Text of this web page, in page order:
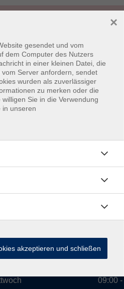
09:00
13:00
10:00
13:00
09:00
gesendet und vom
dem Computer des Nutzers
in einer kleinen Datei, die
Server anfordern, sendet
wurden als zuverlässiger
zu merken oder die
Sie in die Verwendung
in unseren
×
akzeptieren und schließen